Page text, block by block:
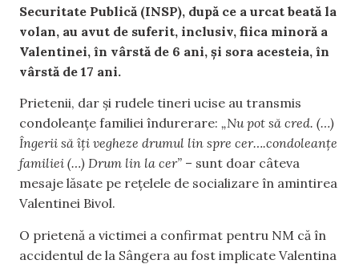
Securitate Publică (INSP), după ce a urcat beată la
volan, au avut de suferit, inclusiv, fiica minoră a
Valentinei, în vârstă de 6 ani, și sora acesteia, în
vârstă de 17 ani.
Prietenii, dar și rudele tineri ucise au transmis
condoleanțe familiei îndurerare: „Nu pot să cred. (…)
Îngerii să îți vegheze drumul lin spre cer….condoleanțe
familiei (…) Drum lin la cer” – sunt doar câteva
mesaje lăsate pe rețelele de socializare în amintirea
Valentinei Bivol.
O prietenă a victimei a confirmat pentru NM că în
accidentul de la Sângera au fost implicate Valentina